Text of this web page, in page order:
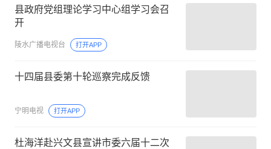
县政府党组理论学习中心组学习会召
开
陵水广播电视台 打开APP
十四届县委第十轮巡察完成反馈
宁明电视 打开APP
杜海洋赴兴文县宣讲市委六届十二次